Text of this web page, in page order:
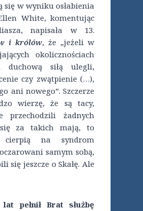
się w wyniku osłabienia
White, komentując
napisała w 13.
i królów, że „jeżeli w
okolicznościach
duchową siłą ulegli,
czy zwątpienie (…),
ani nowego”. Szczerze
wierzę, że są tacy,
żadnych
się za takich mają, to
cierpią na syndrom
samym sobą,
się jeszcze o Skałę. Ale
pełnił Brat służbę